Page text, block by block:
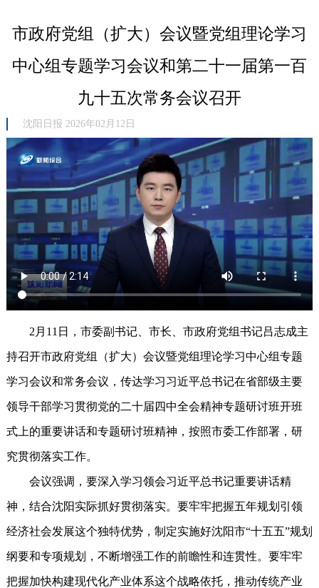
市政府党组（扩大）会议暨党组理论学习
中心组专题学习会议和第二十一届第一百
九十五次常务会议召开
沈阳日报 2026年02月12日
2月11日，市委副书记、市长、市政府党组书记吕志成主
持召开市政府党组（扩大）会议暨党组理论学习中心组专题
学习会议和常务会议，传达学习习近平总书记在省部级主要
领导干部学习贯彻党的二十届四中全会精神专题研讨班开班
式上的重要讲话和专题研讨班精神，按照市委工作部署，研
究贯彻落实工作。
会议强调，要深入学习领会习近平总书记重要讲话精
神，结合沈阳实际抓好贯彻落实。要牢牢把握五年规划引领
经济社会发展这个独特优势，制定实施好沈阳市“十五五”规划
纲要和专项规划，不断增强工作的前瞻性和连贯性。要牢牢
把握加快构建现代化产业体系这个战略依托，推动传统产业